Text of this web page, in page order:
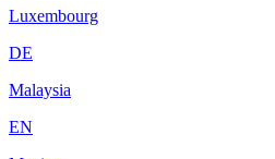
Luxembourg
DE
Malaysia
EN